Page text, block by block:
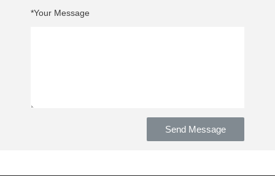
Your Message*
Send Message